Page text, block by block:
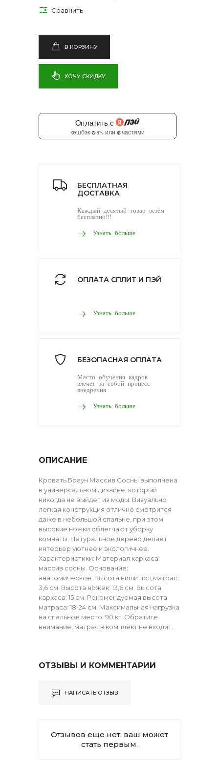
В КОРЗИНУ
ХОЧУ СКИДКУ
БЕСПЛАТНАЯ
ДОСТАВКА
Каждый десятый товар везём
бесплатно!!!
Узнать больше
ОПЛАТА СПЛИТ И ПЭЙ
Узнать больше
БЕЗОПАСНАЯ ОПЛАТА
Место обучения кадров
влечет за собой процесс
внедрения
Узнать больше
ОПИСАНИЕ
Кровать Браун Массив Сосны выполнена
в универсальном дизайне, который
никогда не выйдет из моды. Визуально
легкая конструкция отлично смотрится
даже в небольшой спальне, при этом
высокие ножки облегчают уборку
комнаты. Натуральное дерево делает
интерьер уютнее и экологичнее.
Характеристики: Материал каркаса:
массив сосны. Основание:
анатомическое. Высота ниши под матрас:
3,6 см. Высота ножек: 13,6 см. Высота
каркаса: 15 см. Рекомендуемая высота
матраса: 18-24 см. Максимальная нагрузка
на спальное место: 90 кг. Обратите
внимание, матрас в комплект не входит.
ОТЗЫВЫ И КОММЕНТАРИИ
НАПИСАТЬ ОТЗЫВ
Отзывов еще нет, ваш может
стать первым.